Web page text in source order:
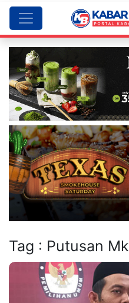
Tag : Putusan Mk